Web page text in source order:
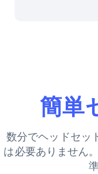
簡単
数分でヘッドセッ
は必要ありません